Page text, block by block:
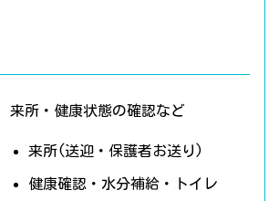
来所・健康状態の確認など
来所(送迎・保護者お送り)
健康確認・水分補給・トイレ